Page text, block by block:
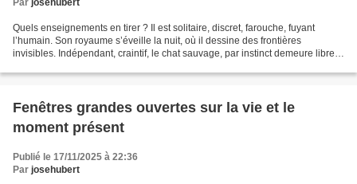
Quels enseignements en tirer ? Il est solitaire, discret, farouche, fuyant
l’humain. Son royaume s’éveille la nuit, où il dessine des frontières
invisibles. Indépendant, craintif, le chat sauvage, par instinct demeure libre,
Fenêtres grandes ouvertes sur la vie et le
moment présent
Publié le 17/11/2025 à 22:36
Par josehubert